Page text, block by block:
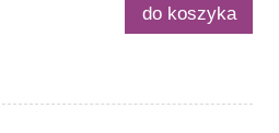
do koszyka